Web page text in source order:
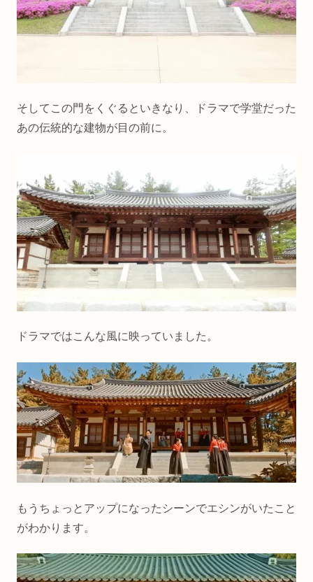
そしてこの門をくぐるといきなり、ドラマで学堂だった
あの伝統的な建物が目の前に。
ドラマではこんな風に映っていました。
もうちょっとアップになったシーンでエシンがいたこと
がわかります。